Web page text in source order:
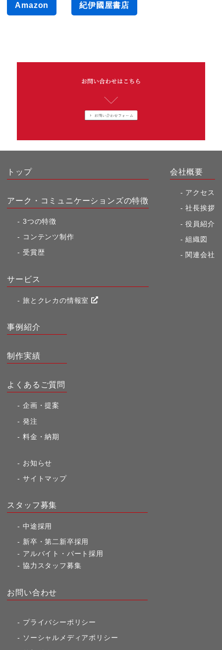
Amazon
紀伊國屋書店
トップ
アーク・コミュニケーションズの特徴
3つの特徴
コンテンツ制作
受賞歴
サービス
旅とクレカの情報室
会社概要
アクセス
社長挨拶
役員紹介
組織図
関連会社
事例紹介
制作実績
よくあるご質問
企画・提案
発注
料金・納期
お知らせ
サイトマップ
スタッフ募集
中途採用
新卒・第二新卒採用
アルバイト・パート採用
協力スタッフ募集
お問い合わせ
プライバシーポリシー
ソーシャルメディアポリシー